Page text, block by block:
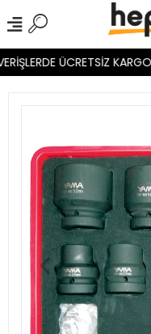
ÜCRETSİZ KARGO!